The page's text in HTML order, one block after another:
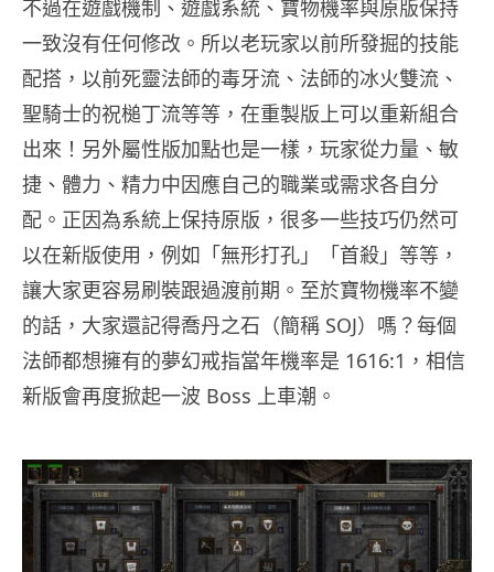
不過在遊戲機制、遊戲系統、寶物機率與原版保持
一致沒有任何修改。所以老玩家以前所發掘的技能
配搭，以前死靈法師的毒牙流、法師的冰火雙流、
聖騎士的祝槌丁流等等，在重製版上可以重新組合
出來！另外屬性版加點也是一樣，玩家從力量、敏
捷、體力、精力中因應自己的職業或需求各自分
配。正因為系統上保持原版，很多一些技巧仍然可
以在新版使用，例如「無形打孔」「首殺」等等，
讓大家更容易刷裝跟過渡前期。至於寶物機率不變
的話，大家還記得喬丹之石（簡稱 SOJ）嗎？每個
法師都想擁有的夢幻戒指當年機率是 1616:1，相信
新版會再度掀起一波 Boss 上車潮。